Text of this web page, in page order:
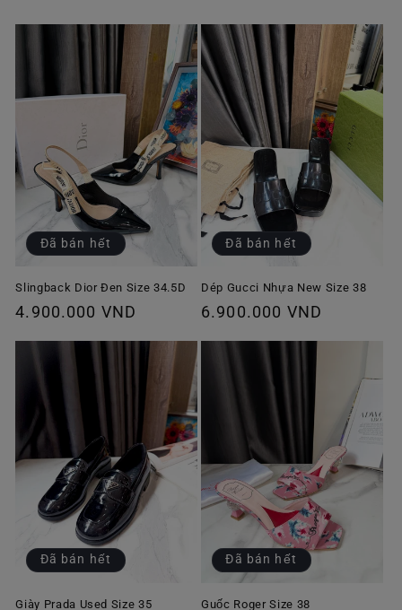
Đã bán hết
Slingback Dior Đen Size 34.5D
Giá
thường
4.900.000 VND
Đã bán hết
Dép Gucci Nhựa New Size 38
Giá
6.900.000 VND
Đã bán hết
Giày Prada Used Size 35
Đã bán hết
Guốc Roger Size 38